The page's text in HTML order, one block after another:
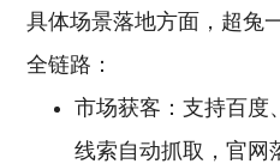
具体场景落地方面，超兔
全链路：
市场获客：支持百度
线索自动抓取，官网